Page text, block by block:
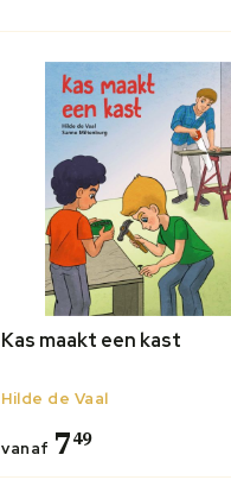
Kas maakt een kast
Hilde de Vaal
vanaf 749